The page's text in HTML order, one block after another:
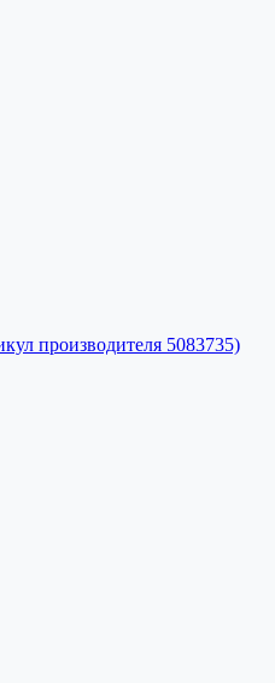
производителя 5083735)